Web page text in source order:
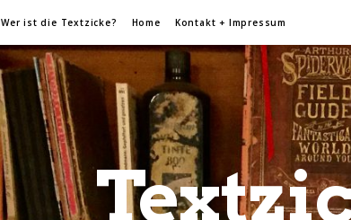
Wer ist die Textzicke? Home Kontakt + Impressum